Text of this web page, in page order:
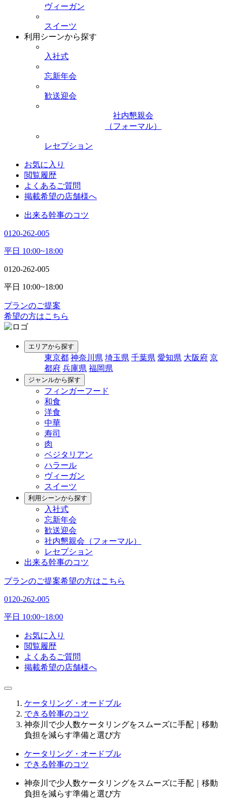
ヴィーガン
スイーツ
利用シーンから探す
入社式
忘新年会
歓送迎会
社内懇親会
（フォーマル）
レセプション
お気に入り
閲覧履歴
よくあるご質問
掲載希望の店舗様へ
出来る幹事のコツ
0120-262-005
平日 10:00~18:00
0120-262-005
平日 10:00~18:00
プランのご提案
希望の方はこちら
エリアから探す
東京都 神奈川県 埼玉県 千葉県 愛知県 大阪府 京
都府 兵庫県 福岡県
ジャンルから探す
フィンガーフード
和食
洋食
中華
寿司
肉
ベジタリアン
ハラール
ヴィーガン
スイーツ
利用シーンから探す
入社式
忘新年会
歓送迎会
社内懇親会（フォーマル）
レセプション
出来る幹事のコツ
プランのご提案希望の方はこちら
0120-262-005
平日 10:00~18:00
お気に入り
閲覧履歴
よくあるご質問
掲載希望の店舗様へ
ケータリング・オードブル
できる幹事のコツ
神奈川で少人数ケータリングをスムーズに手配｜移動
負担を減らす準備と選び方
ケータリング・オードブル
できる幹事のコツ
神奈川で少人数ケータリングをスムーズに手配｜移動
負担を減らす準備と選び方